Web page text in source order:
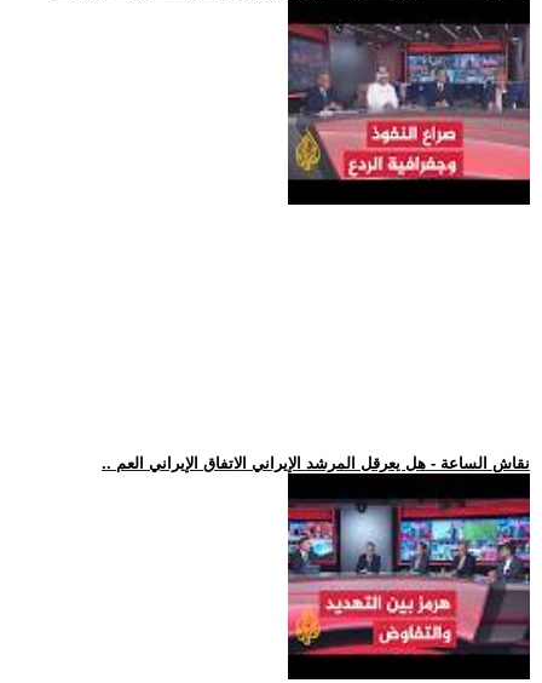
.. نقاش الساعة - هل يعرقل المرشد الإيراني الاتفاق الإيراني العم